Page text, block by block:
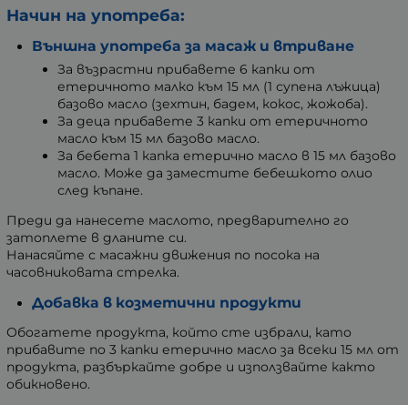
Начин на употреба:
Външна употреба за масаж и втриване
За възрастни прибавете 6 капки от
етеричното малко към 15 мл (1 супена лъжица)
базово масло (зехтин, бадем, кокос, жожоба).
За деца прибавете 3 капки от етеричното
масло към 15 мл базово масло.
За бебета 1 капка етерично масло в 15 мл базово
масло. Може да заместите бебешкото олио
след къпане.
Преди да нанесете маслото, предварително го
затоплете в дланите си.
Нанасяйте с масажни движения по посока на
часовниковата стрелка.
Добавка в козметични продукти
Обогатете продукта, който сте избрали, като
прибавите по 3 капки етерично масло за всеки 15 мл от
продукта, разбъркайте добре и използвайте както
обикновено.